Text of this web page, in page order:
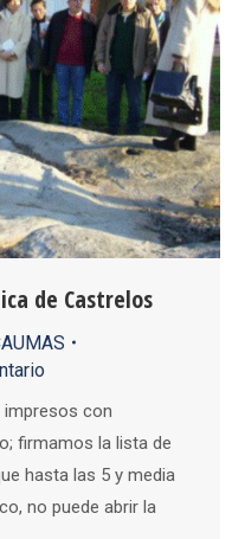
de Castrelos
impresos con
firmamos la lista de
hasta las 5 y media
no puede abrir la